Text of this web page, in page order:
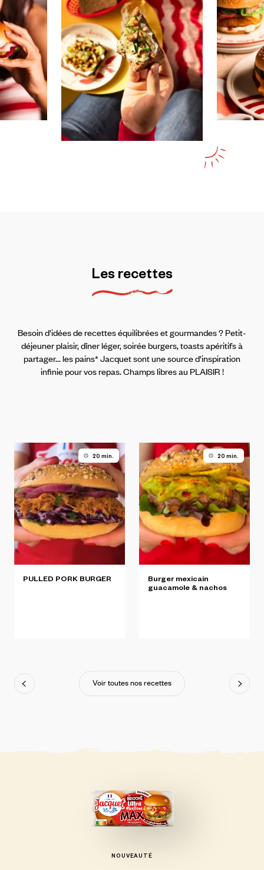
Les recettes
Besoin d'idées de recettes équilibrées et gourmandes ? Petit-
déjeuner plaisir, dîner léger, soirée burgers, toasts apéritifs à
partager... les pains* Jacquet sont une source d'inspiration
infinie pour vos repas. Champs libres au PLAISIR !
20 min.
PULLED PORK BURGER
20 min.
Burger mexicain
guacamole & nachos
Voir toutes nos recettes
NOUVEAUTÉ